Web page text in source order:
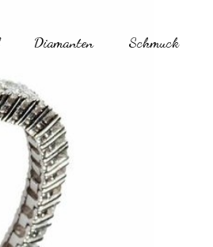
Diamanten Schmuck